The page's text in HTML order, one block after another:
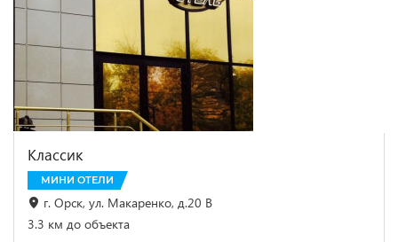
Классик
МИНИ ОТЕЛИ
г. Орск, ул. Макаренко, д.20 В
3.3 км до объекта